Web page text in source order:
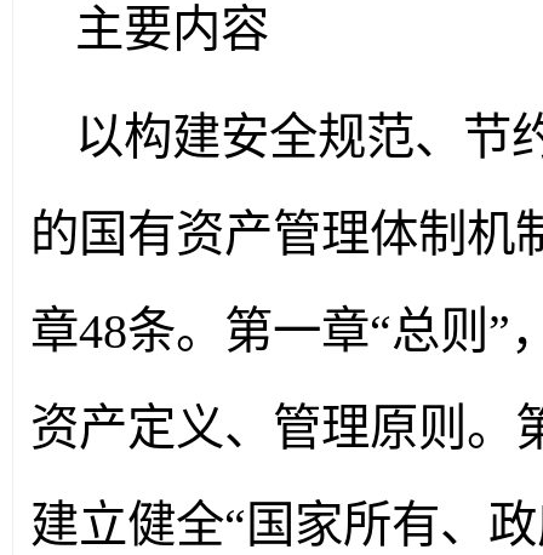
主要内容
以构建安全规范、节
的国有资产管理体制机
章48条。第一章“总则”
资产定义、管理原则。
建立健全“国家所有、